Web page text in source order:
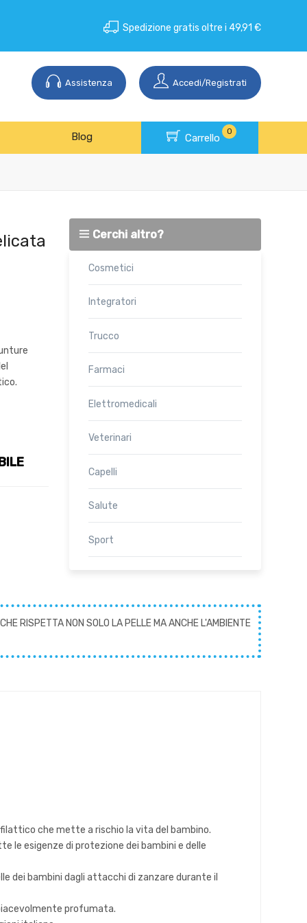
Spedizione gratis oltre i 49,91 €
Assistenza Accedi/Registrati
Blog Carrello
0
Cerchi altro?
Cosmetici
Integratori
Trucco
Farmaci
Elettromedicali
Veterinari
Capelli
Salute
Sport
RISPETTA NON SOLO LA PELLE MA ANCHE L'AMBIENTE
che mette a rischio la vita del bambino.
le esigenze di protezione dei bambini e delle
dei bambini dagli attacchi di zanzare durante il
profumata.